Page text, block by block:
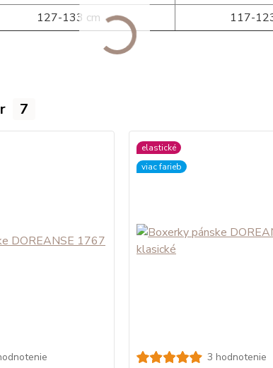
127-133 cm 117-
7
elastické
viac farieb
3 hodnotenie